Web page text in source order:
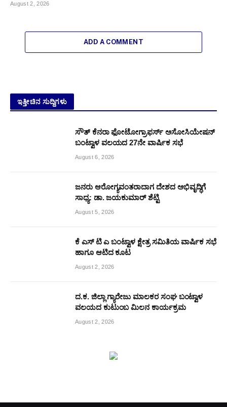
August 2, 2026
ADD A COMMENT
ಇತ್ತೀಚಿನ ಸುದ್ದಿಗಳು
ಸೌತ್ ಕೆನರಾ ಫೋಟೋಗ್ರಾಫರ್ಸ್ ಅಸೋಸಿಯೇಷನ್
ಬಂಟ್ವಾಳ ವಲಯದ 27ನೇ ವಾರ್ಷಿಕ ಸಭೆ
August 6, 2026
ಜನರು ಆರೋಗ್ಯವಂತರಾದಾಗ ದೇಶದ ಅಭಿವೃದ್ಧಿಗೆ
ಸಾಧ್ಯ: ಡಾ. ಜಯಕುಮಾರ್ ಶೆಟ್ಟಿ
August 5, 2026
ಕೆ ಎಸ್ ಟಿ ಎ ಬಂಟ್ವಾಳ ಕ್ಷೇತ್ರ ಸಮಿತಿಯ ವಾರ್ಷಿಕ ಸಭೆ
ಹಾಗೂ ಆಟಿದ ಕೂಟ
August 2, 2026
ದ.ಕ. ಜಿಲ್ಲಾ ಗ್ಯಾರೇಜು ಮಾಲಕರ ಸಂಘ ಬಂಟ್ವಾಳ
ವಲಯದ ಕುಟುಂಬ ಮಿಲನ ಕಾರ್ಯಕ್ರಮ
August 2, 2026